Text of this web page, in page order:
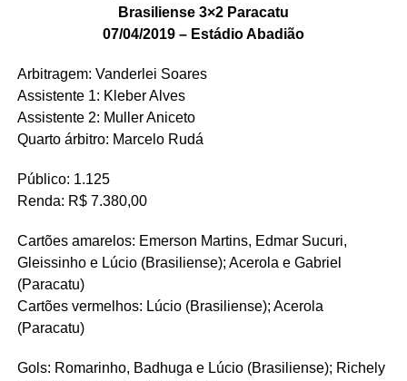
Brasiliense 3×2 Paracatu
07/04/2019 – Estádio Abadião
Arbitragem: Vanderlei Soares
Assistente 1: Kleber Alves
Assistente 2: Muller Aniceto
Quarto árbitro: Marcelo Rudá
Público: 1.125
Renda: R$ 7.380,00
Cartões amarelos: Emerson Martins, Edmar Sucuri,
Gleissinho e Lúcio (Brasiliense); Acerola e Gabriel
(Paracatu)
Cartões vermelhos: Lúcio (Brasiliense); Acerola
(Paracatu)
Gols: Romarinho, Badhuga e Lúcio (Brasiliense); Richely